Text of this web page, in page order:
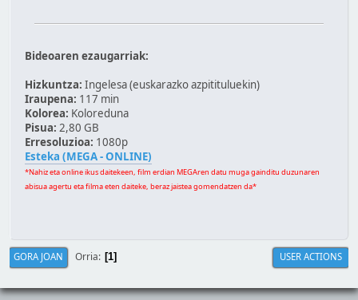
Bideoaren ezaugarriak:
Hizkuntza: Ingelesa (euskarazko azpitituluekin)
Iraupena: 117 min
Kolorea: Koloreduna
Pisua: 2,80 GB
Erresoluzioa: 1080p
Esteka (MEGA - ONLINE)
*Nahiz eta online ikus daitekeen, film erdian MEGAren datu muga gainditu duzunaren
abisua agertu eta filma eten daiteke, beraz jaistea gomendatzen da*
GORA JOAN Orria 1 USER ACTIONS